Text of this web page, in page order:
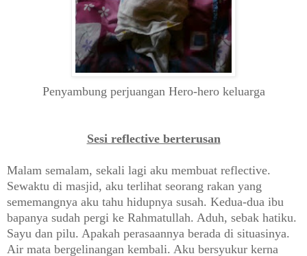
Penyambung perjuangan Hero-hero keluarga
Sesi reflective berterusan
Malam semalam, sekali lagi aku membuat reflective.
Sewaktu di masjid, aku terlihat seorang rakan yang
sememangnya aku tahu hidupnya susah. Kedua-dua ibu
bapanya sudah pergi ke Rahmatullah. Aduh, sebak hatiku.
Sayu dan pilu. Apakah perasaannya berada di situasinya.
Air mata bergelinangan kembali. Aku bersyukur kerna